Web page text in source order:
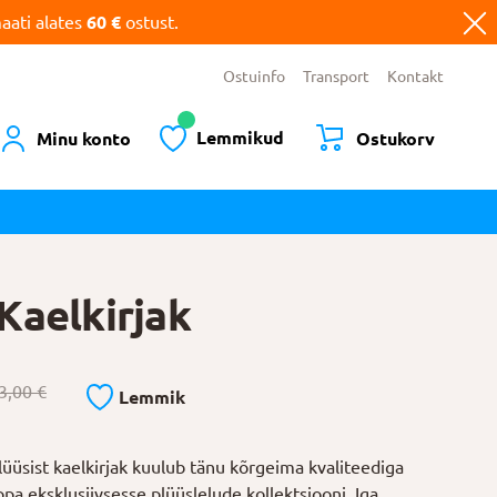
alates 60 € ostust.
Ostuinfo Transport Kontakt
Minu konto Lemmikud Ostukorv
€ Lemmik
kaelkirjak kuulub tänu kõrgeima kvaliteediga